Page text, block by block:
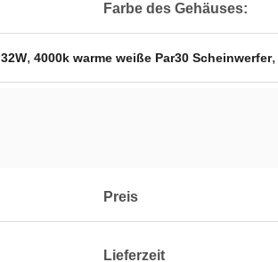
Farbe des Gehäuses:
, 4000k warme weiße Par30 Scheinwerfer,
Preis
Lieferzeit